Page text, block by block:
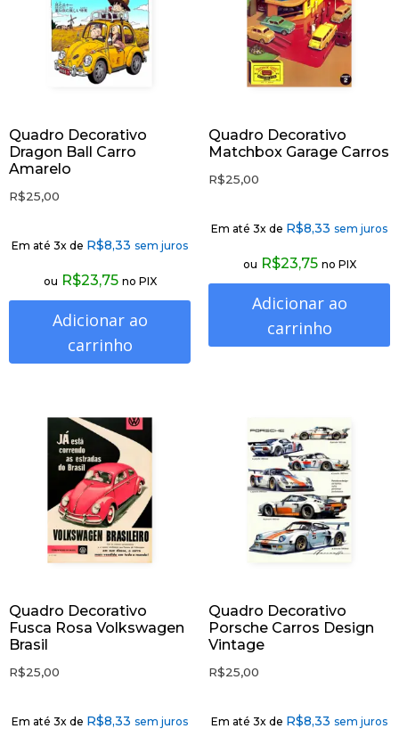
Quadro Decorativo
Dragon Ball Carro
Amarelo
R$25,00
Em até 3x de R$8,33 sem juros
ou R$23,75 no PIX
Adicionar ao
carrinho
Quadro Decorativo
Matchbox Garage Carros
R$25,00
Em até 3x de R$8,33 sem juros
ou R$23,75 no PIX
Adicionar ao
carrinho
Quadro Decorativo
Fusca Rosa Volkswagen
Brasil
R$25,00
Em até 3x de R$8,33 sem juros
Quadro Decorativo
Porsche Carros Design
Vintage
R$25,00
Em até 3x de R$8,33 sem juros